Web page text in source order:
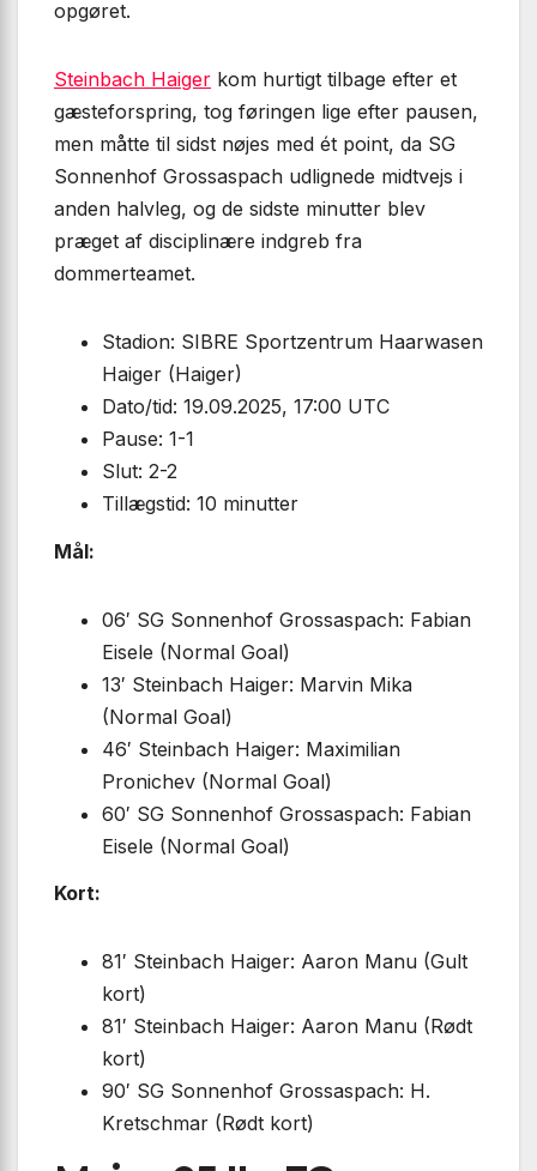
opgøret.
Steinbach Haiger kom hurtigt tilbage efter et
gæsteforspring, tog føringen lige efter pausen,
men måtte til sidst nøjes med ét point, da SG
Sonnenhof Grossaspach udlignede midtvejs i
anden halvleg, og de sidste minutter blev
præget af disciplinære indgreb fra
dommerteamet.
Stadion: SIBRE Sportzentrum Haarwasen
Haiger (Haiger)
Dato/tid: 19.09.2025, 17:00 UTC
Pause: 1-1
Slut: 2-2
Tillægstid: 10 minutter
Mål:
06′ SG Sonnenhof Grossaspach: Fabian
Eisele (Normal Goal)
13′ Steinbach Haiger: Marvin Mika
(Normal Goal)
46′ Steinbach Haiger: Maximilian
Pronichev (Normal Goal)
60′ SG Sonnenhof Grossaspach: Fabian
Eisele (Normal Goal)
Kort:
81′ Steinbach Haiger: Aaron Manu (Gult
kort)
81′ Steinbach Haiger: Aaron Manu (Rødt
kort)
90′ SG Sonnenhof Grossaspach: H.
Kretschmar (Rødt kort)